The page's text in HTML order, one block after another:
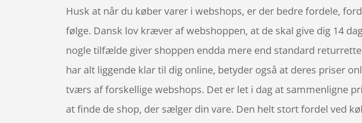
Husk at når du køber varer i webshops, er der bedre fordele,
følge. Dansk lov kræver af webshoppen, at de skal give dig 14
nogle tilfælde giver shoppen endda mere end standard
har alt liggende klar til dig online, betyder også at deres priser
tværs af forskellige webshops. Det er let i dag at sammenligne
at finde de shop, der sælger din vare. Den helt stort fordel ved